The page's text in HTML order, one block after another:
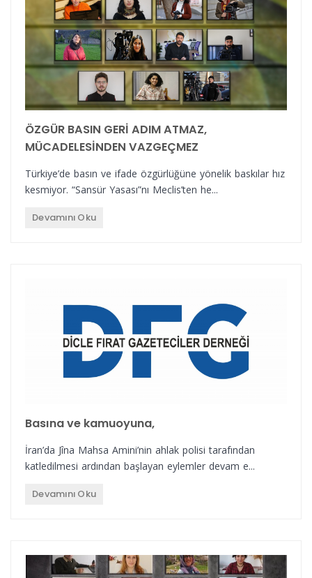
ÖZGÜR BASIN GERİ ADIM ATMAZ,
MÜCADELESİNDEN VAZGEÇMEZ
Türkiye’de basın ve ifade özgürlüğüne yönelik baskılar hız
kesmiyor. “Sansür Yasası”nı Meclis’ten he...
Devamını Oku
Basına ve kamuoyuna,
İran’da Jîna Mahsa Amini’nin ahlak polisi tarafından
katledilmesi ardından başlayan eylemler devam e...
Devamını Oku